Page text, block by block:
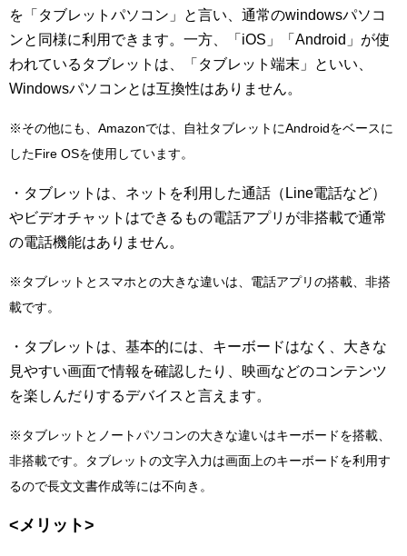
を「タブレットパソコン」と言い、通常のwindowsパソコ
ンと同様に利用できます。一方、「iOS」「Android」が使
われているタブレットは、「タブレット端末」といい、
Windowsパソコンとは互換性はありません。
※その他にも、Amazonでは、自社タブレットにAndroidをベースに
したFire OSを使用しています。
・タブレットは、ネットを利用した通話（Line電話など）
やビデオチャットはできるもの電話アプリが非搭載で通常
の電話機能はありません。
※タブレットとスマホとの大きな違いは、電話アプリの搭載、非搭
載です。
・タブレットは、基本的には、キーボードはなく、大きな
見やすい画面で情報を確認したり、映画などのコンテンツ
を楽しんだりするデバイスと言えます。
※タブレットとノートパソコンの大きな違いはキーボードを搭載、
非搭載です。タブレットの文字入力は画面上のキーボードを利用す
るので長文文書作成等には不向き。
<メリット>